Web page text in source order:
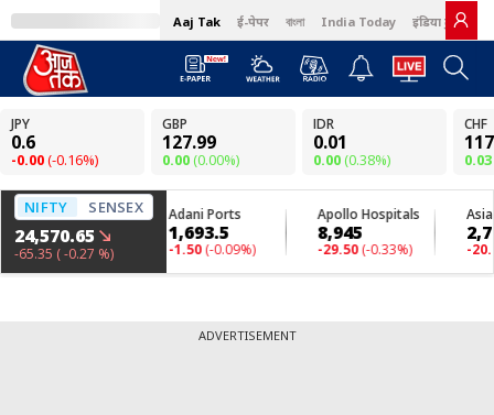
Aaj Tak ई-पेपर বাংলা India Today इंडिया टुडे हिंदी
ADVERTISEMENT